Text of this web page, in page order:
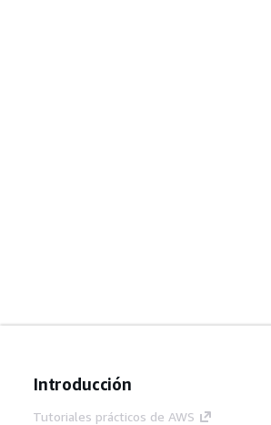
Introducción
Tutoriales prácticos de AWS